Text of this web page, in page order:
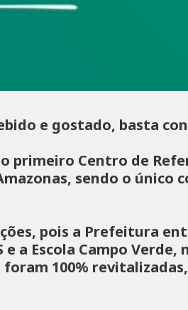
e gostado, basta
primeiro Centro de
sendo o único
pois a Prefeitura
a Escola Campo Verde,
100%